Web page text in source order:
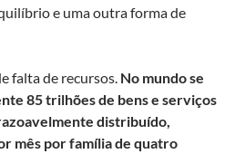
e uma outra forma de
falta de recursos. No mundo se
85 trilhões de bens e serviços
distribuído,
mês por família de quatro